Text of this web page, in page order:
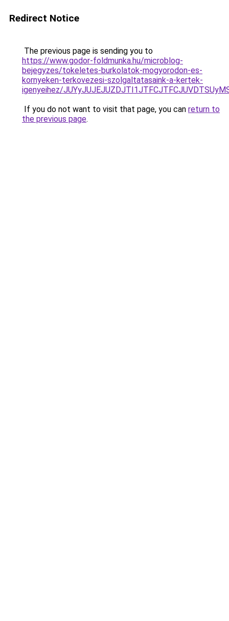
Redirect Notice
The previous page is sending you to
https://www.godor-foldmunka.hu/microblog-
bejegyzes/tokeletes-burkolatok-mogyorodon-es-
kornyeken-terkovezesi-szolgaltatasaink-a-kertek-
igenyeihez/
If you do not want to visit that page, you can return to
the previous page.